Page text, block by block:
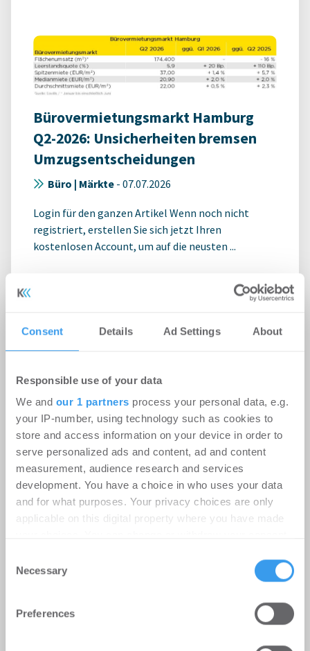
Consent Details Ad Settings About
Responsible use of your data
We and our 1 partners process your personal data, e.g.
your IP-number, using technology such as cookies to
store and access information on your device in order to
serve personalized ads and content, ad and content
measurement, audience research and services
development. You have a choice in who uses your data
and for what purposes. Your privacy choices are only
applicable on this digital property where you have made
the Privacy trigger icon.
Find out more about how your personal data is processed
and set your preferences in the
Selection
Necessary
Preferences
Bürovermietungsmarkt Hamburg
Q2-2026: Unsicherheiten bremsen
Umzugsentscheidungen
Büro | Märkte - 07.07.2026
Login für den ganzen Artikel Wenn noch nicht
registriert, erstellen Sie sich jetzt Ihren
kostenlosen Account, um auf die neusten ...
Bürovermietungsmarkt Frankfurt
Q2-2026: Nutzer brauchen länger für
Büro | Märkte
registriert, erstellen Sie sich jetzt Ihren